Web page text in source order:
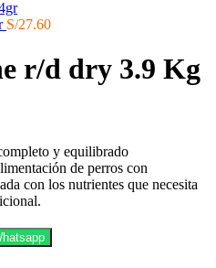
S/27.60
r/d dry 3.9 Kg
y equilibrado
de perros con
con los nutrientes que necesita